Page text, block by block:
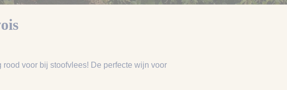
voor bij stoofvlees! De perfecte wijn voor